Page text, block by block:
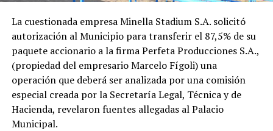
La cuestionada empresa Minella Stadium S.A. solicitó
autorización al Municipio para transferir el 87,5% de su
paquete accionario a la firma Perfeta Producciones S.A.,
(propiedad del empresario Marcelo Fígoli) una
operación que deberá ser analizada por una comisión
especial creada por la Secretaría Legal, Técnica y de
Hacienda, revelaron fuentes allegadas al Palacio
Municipal.